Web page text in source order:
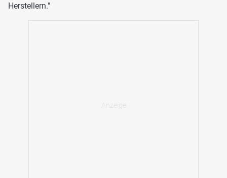
Herstellern."